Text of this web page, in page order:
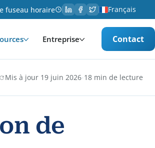
fuseau horaire Français
Entreprise Contact
Mis à jour 19 juin 2026·18 min de lecture
de